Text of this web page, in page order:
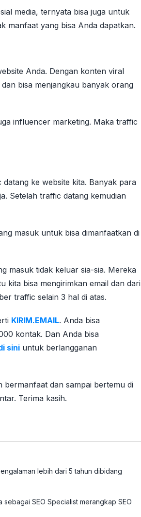
media, ternyata bisa juga untuk
manfaat yang bisa Anda dapatkan.
Anda. Dengan konten viral
bisa menjangkau banyak orang
influencer marketing. Maka traffic
ke website kita. Banyak para
Setelah traffic datang kemudian
masuk untuk bisa dimanfaatkan di
masuk tidak keluar sia-sia. Mereka
kita bisa mengirimkan email dan dari
traffic selain 3 hal di atas.
KIRIM.EMAIL. Anda bisa
kontak. Dan Anda bisa
sini untuk berlangganan
dan sampai bertemu di
Terima kasih.
lebih dari 5 tahun dibidang
SEO Specialist merangkap SEO